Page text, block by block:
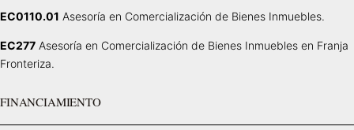
EC0110.01 Asesoría en Comercialización de Bienes Inmuebles.
EC277 Asesoría en Comercialización de Bienes Inmuebles en Franja
Fronteriza.
FINANCIAMIENTO